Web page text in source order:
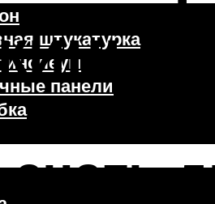
штукатурка
панели